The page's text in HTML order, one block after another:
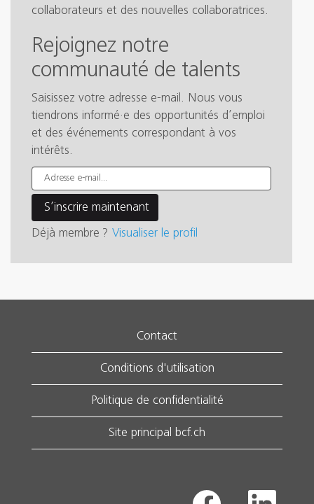
collaborateurs et des nouvelles collaboratrices.
Rejoignez notre
communauté de talents
Saisissez votre adresse e-mail. Nous vous
tiendrons informé·e des opportunités d’emploi
et des événements correspondant à vos
intérêts.
Déjà membre ? Visualiser le profil
Contact
Conditions d'utilisation
Politique de confidentialité
Site principal bcf.ch
S
S